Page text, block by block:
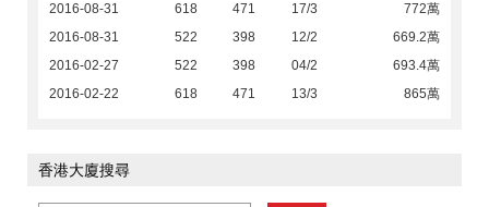
2016-08-31
618 471 17/3
772萬
2016-08-31
522 398 12/2
669.2萬
2016-02-27
522 398 04/2
693.4萬
2016-02-22
618 471 13/3 865萬
香港大廈搜尋